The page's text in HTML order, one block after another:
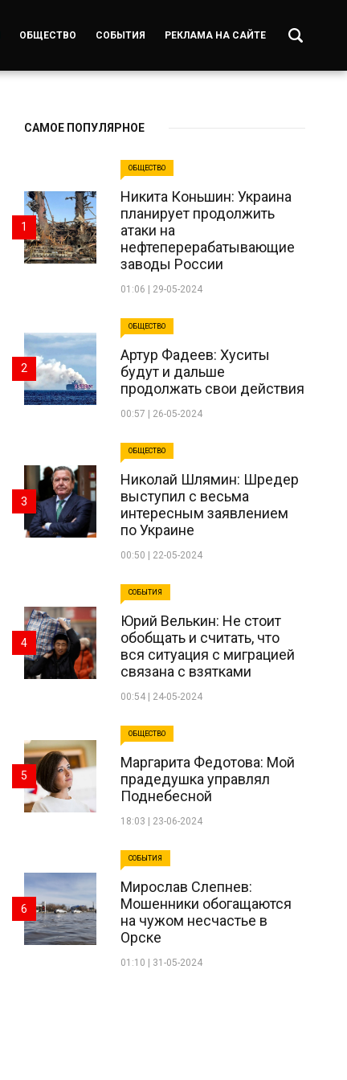
ОБЩЕСТВО СОБЫТИЯ РЕКЛАМА НА САЙТЕ
САМОЕ ПОПУЛЯРНОЕ
ОБЩЕСТВО
Никита Коньшин: Украина
планирует продолжить
атаки на
нефтеперерабатывающие
заводы России
01:06 | 29-05-2024
1
ОБЩЕСТВО
Артур Фадеев: Хуситы
будут и дальше
продолжать свои действия
00:57 | 26-05-2024
2
ОБЩЕСТВО
Николай Шлямин: Шредер
выступил с весьма
интересным заявлением
по Украине
00:50 | 22-05-2024
3
СОБЫТИЯ
Юрий Велькин: Не стоит
обобщать и считать, что
вся ситуация с миграцией
связана с взятками
00:54 | 24-05-2024
4
ОБЩЕСТВО
Маргарита Федотова: Мой
прадедушка управлял
Поднебесной
18:03 | 23-06-2024
5
СОБЫТИЯ
Мирослав Слепнев:
Мошенники обогащаются
на чужом несчастье в
Орске
01:10 | 31-05-2024
6